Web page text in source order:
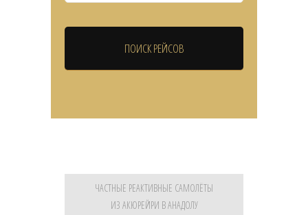
ЧАСТНЫЕ РЕАКТИВНЫЕ САМОЛЁТЫ
ИЗ АКЮРЕЙРИ В АНАДОЛУ